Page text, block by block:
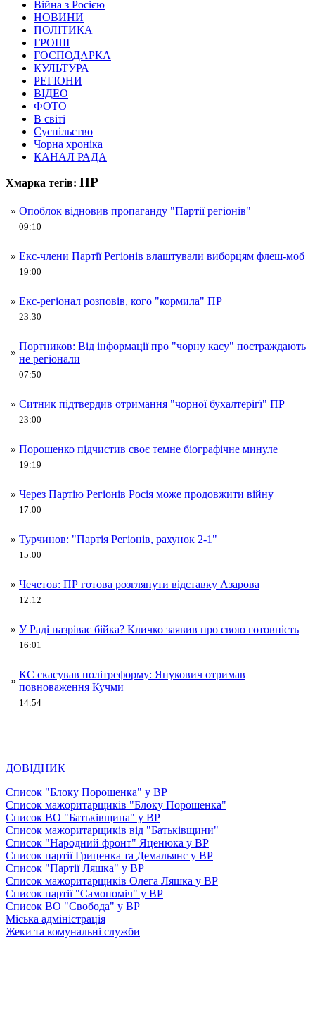
Війна з Росією
НОВИНИ
ПОЛІТИКА
ГРОШІ
ГОСПОДАРКА
КУЛЬТУРА
РЕГІОНИ
ВІДЕО
ФОТО
В світі
Суспільство
Чорна хроніка
КАНАЛ РАДА
Хмарка тегів: ПР
» Опоблок відновив пропаганду "Партії регіонів"
09:10
» Екс-члени Партії Регіонів влаштували виборцям флеш-моб
19:00
» Екс-регіонал розповів, кого "кормила" ПР
23:30
»
Портников: Від інформації про "чорну касу" постраждають
не регіонали
07:50
» Ситник підтвердив отримання "чорної бухалтерігї" ПР
23:00
» Порошенко підчистив своє темне біографічне минуле
19:19
» Через Партію Регіонів Росія може продовжити війну
17:00
» Турчинов: "Партія Регіонів, рахунок 2-1"
15:00
» Чечетов: ПР готова розглянути відставку Азарова
12:12
» У Раді назріває бійка? Кличко заявив про свою готовність
16:01
»
КС скасував політреформу: Янукович отримав
повноваження Кучми
14:54
ДОВІДНИК
Список "Блоку Порошенка" у ВР
Список мажоритарщиків "Блоку Порошенка"
Список ВО "Батьківщина" у ВР
Список мажоритарщиків від "Батьківщини"
Список "Народний фронт" Яценюка у ВР
Список партії Гриценка та Демальянс у ВР
Список "Партії Ляшка" у ВР
Список мажоритарщиків Олега Ляшка у ВР
Список партії "Самопоміч" у ВР
Список ВО "Свобода" у ВР
Міська адміністрація
Жеки та комунальні служби